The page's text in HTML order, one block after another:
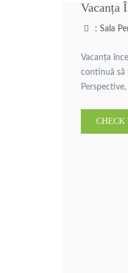
Vacanța
: Sala
Vacanța
continuă să
Perspective,
CHECK